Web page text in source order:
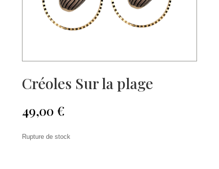
Créoles Sur la plage
49,00 €
Rupture de stock